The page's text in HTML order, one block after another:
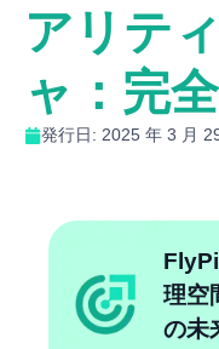
アリテ
ャ：完
発行日: 2025 年 3 月
理空
の未